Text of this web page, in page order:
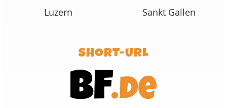
Luzern
Sankt Gallen
SHORT-URL